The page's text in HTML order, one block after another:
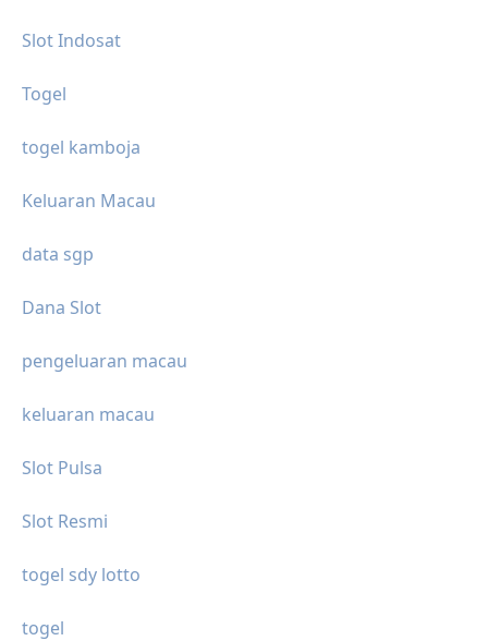
Slot Indosat
Togel
togel kamboja
Keluaran Macau
data sgp
Dana Slot
pengeluaran macau
keluaran macau
Slot Pulsa
Slot Resmi
togel sdy lotto
togel